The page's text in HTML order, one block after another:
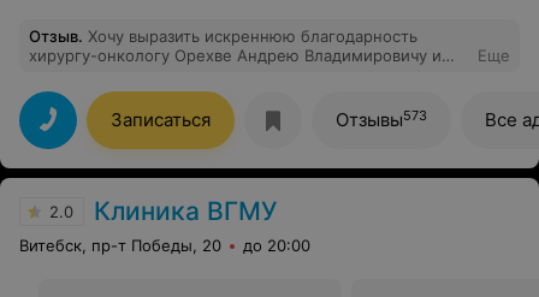
Отзыв. Хочу выразить искреннюю благодарность
хирургу-онкологу Орехве Андрею Владимировичу и
профессионализм и чуткое отношение в процессе
осмотра, выполнения биопсии. Доктор внимательно
выслушал мои жалобы и подробно ответил на все
возникшие вопросы. Процедура прошла быстро и
безболезненно, благодаря высокому уровню
медсестру, которая сопровождала меня на
поддержка сделали этот непростой момент гораздо
Еще
Записаться Отзывы573 Все
2.0 Клиника ВГМУ
Витебск, пр-т Победы, 20 до 20:00